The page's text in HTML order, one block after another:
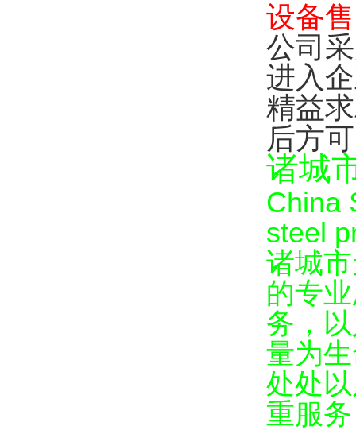
设备
公司
进入
精益
后方
诸城
China
steel
诸城
的专
务，
量为
处处
重服